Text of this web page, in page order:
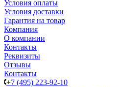
Условия оплаты
Условия доставки
Гарантия на товар
Компания
О компании
Контакты
Реквизиты
Отзывы
Контакты
+7 (495) 223-92-10